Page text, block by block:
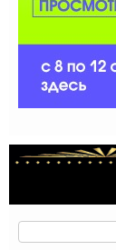
Поиск